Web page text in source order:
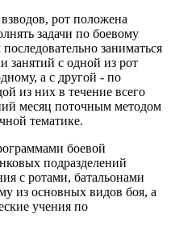
рот положена
задачи по боевому
заниматься
занятий с одной из рот
а с другой - по
из них в течение всего
месяц поточным методом
тематике.
боевой
подразделений
с ротами, батальонами
из основных видов боя, а
учения по